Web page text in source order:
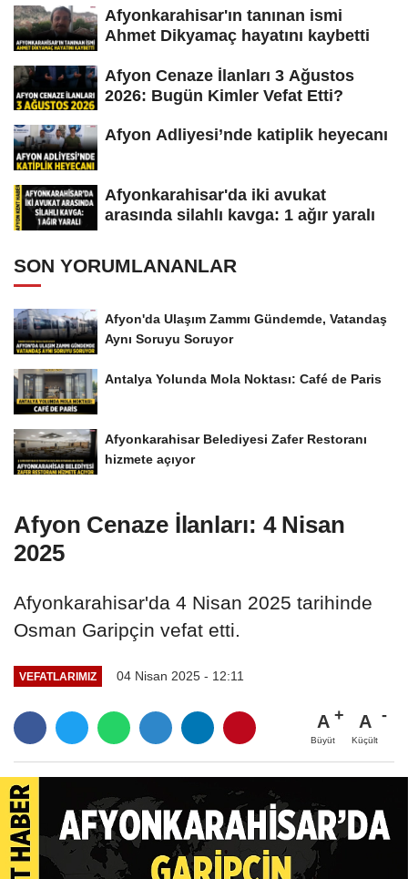
Afyonkarahisar'ın tanınan ismi
Ahmet Dikyamaç hayatını kaybetti
Afyon Cenaze İlanları 3 Ağustos
2026: Bugün Kimler Vefat Etti?
Afyon Adliyesi’nde katiplik heyecanı
Afyonkarahisar'da iki avukat
arasında silahlı kavga: 1 ağır yaralı
SON YORUMLANANLAR
Afyon'da Ulaşım Zammı Gündemde, Vatandaş
Aynı Soruyu Soruyor
Antalya Yolunda Mola Noktası: Café de Paris
Afyonkarahisar Belediyesi Zafer Restoranı
hizmete açıyor
Afyon Cenaze İlanları: 4 Nisan
2025
Afyonkarahisar'da 4 Nisan 2025 tarihinde
Osman Garipçin vefat etti.
VEFATLARIMIZ 04 Nisan 2025 - 12:11
A
Büyüt
A
Küçült